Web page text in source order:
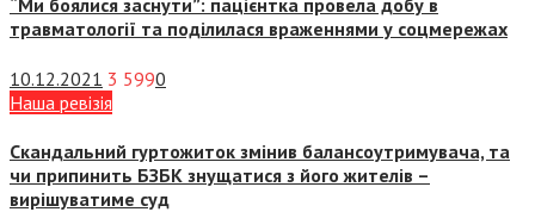
“Ми боялися заснути”: пацієнтка провела добу в
травматології та поділилася враженнями у соцмережах
10.12.2021 3 5990
Наша ревізія
Скандальний гуртожиток змінив балансоутримувача, та
чи припинить БЗБК знущатися з його жителів –
вирішуватиме суд